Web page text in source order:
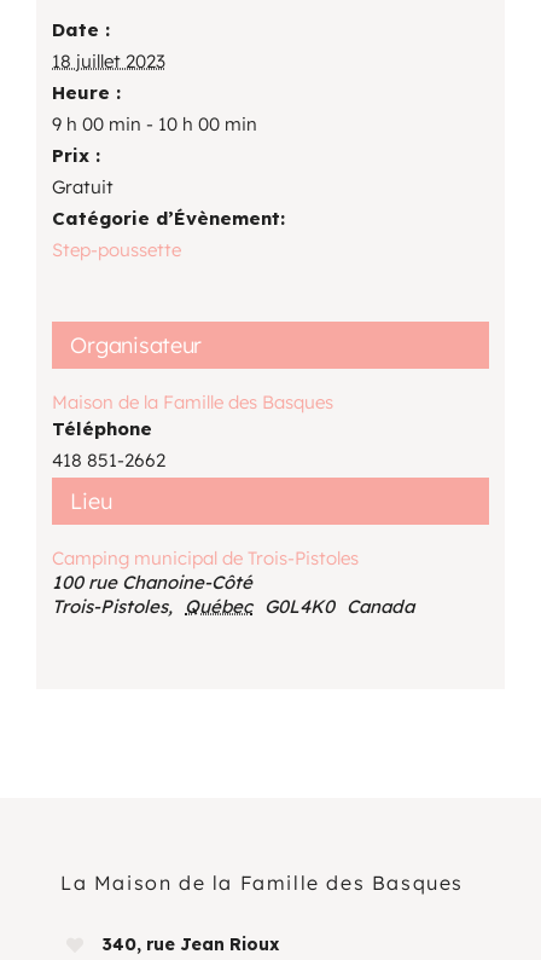
Date :
18 juillet 2023
Heure :
9 h 00 min - 10 h 00 min
Prix :
Gratuit
Catégorie d’Évènement:
Step-poussette
Lieu
Camping municipal de Trois-Pistoles
100 rue Chanoine-Côté
Trois-Pistoles, Québec G0L4K0 Canada
Organisateur
Maison de la Famille des Basques
Téléphone
418 851-2662
La Maison de la Famille des Basques
340, rue Jean Rioux